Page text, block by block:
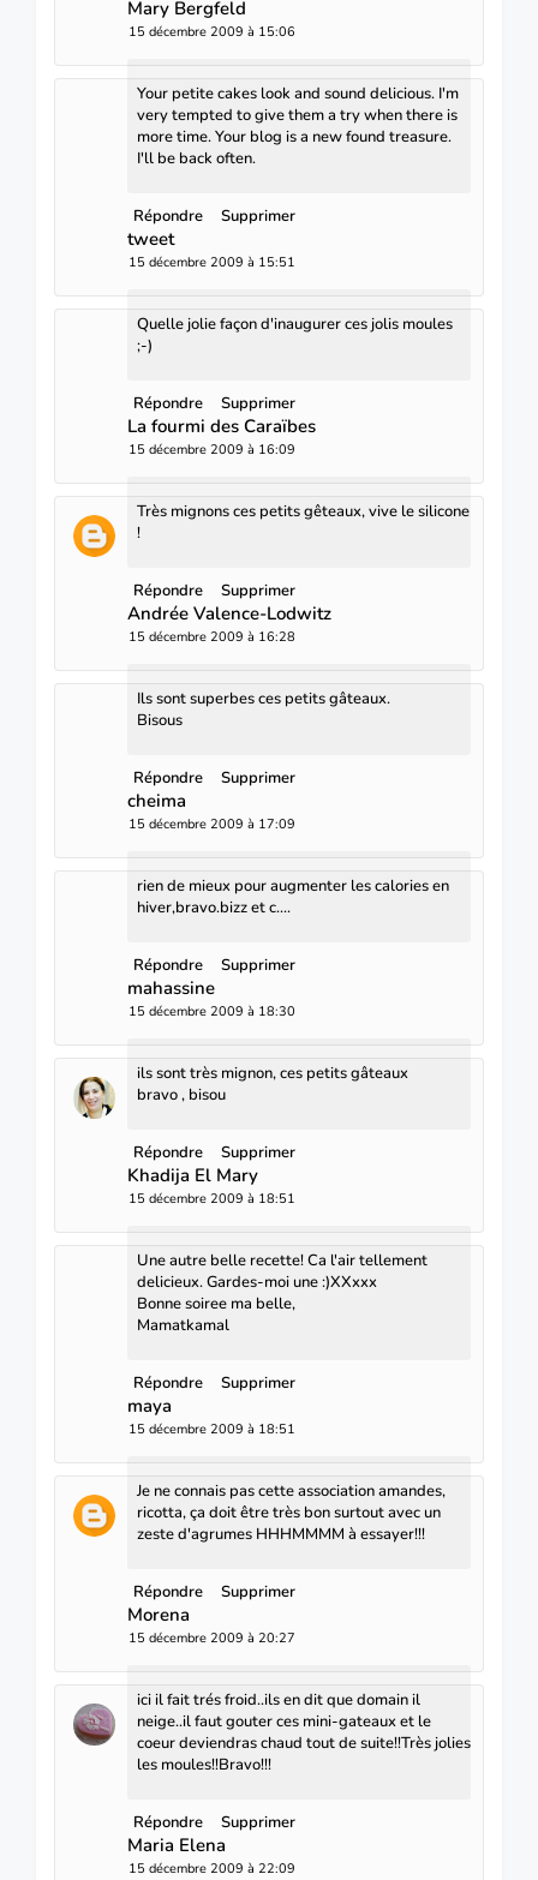
Mary Bergfeld
15 décembre 2009 à 15:06
Your petite cakes look and sound delicious. I'm
very tempted to give them a try when there is
more time. Your blog is a new found treasure.
I'll be back often.
Répondre Supprimer
tweet
15 décembre 2009 à 15:51
Quelle jolie façon d'inaugurer ces jolis moules
;-)
Répondre Supprimer
La fourmi des Caraïbes
15 décembre 2009 à 16:09
Très mignons ces petits gêteaux, vive le silicone
!
Répondre Supprimer
Andrée Valence-Lodwitz
15 décembre 2009 à 16:28
Ils sont superbes ces petits gâteaux.
Bisous
Répondre Supprimer
cheima
15 décembre 2009 à 17:09
rien de mieux pour augmenter les calories en
hiver,bravo.bizz et c....
Répondre Supprimer
mahassine
15 décembre 2009 à 18:30
ils sont très mignon, ces petits gâteaux
bravo , bisou
Répondre Supprimer
Khadija El Mary
15 décembre 2009 à 18:51
Une autre belle recette! Ca l'air tellement
delicieux. Gardes-moi une :)XXxxx
Bonne soiree ma belle,
Mamatkamal
Répondre Supprimer
maya
15 décembre 2009 à 18:51
Je ne connais pas cette association amandes,
ricotta, ça doit être très bon surtout avec un
zeste d'agrumes HHHMMMM à essayer!!!
Répondre Supprimer
Morena
15 décembre 2009 à 20:27
ici il fait trés froid..ils en dit que domain il
neige..il faut gouter ces mini-gateaux et le
coeur deviendras chaud tout de suite!!Très jolies
les moules!!Bravo!!!
Répondre Supprimer
Maria Elena
15 décembre 2009 à 22:09